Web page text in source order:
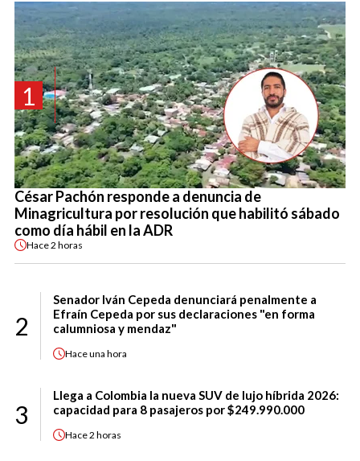
1
César Pachón responde a denuncia de
Minagricultura por resolución que habilitó sábado
como día hábil en la ADR
Hace2 horas
2
Senador Iván Cepeda denunciará penalmente a
Efraín Cepeda por sus declaraciones "en forma
calumniosa y mendaz"
Haceuna hora
3
Llega a Colombia la nueva SUV de lujo híbrida 2026:
capacidad para 8 pasajeros por $249.990.000
Hace2 horas